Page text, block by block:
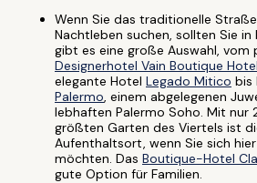
Wenn Sie das traditionelle
Nachtleben suchen, sollten Sie in
gibt es eine große Auswahl, vom
Designerhotel Vain Boutique Hotel
elegante Hotel Legado Mitico bis
Palermo, einem abgelegenen
lebhaften Palermo Soho. Mit nur
größten Garten des Viertels ist
Aufenthaltsort, wenn Sie sich
möchten. Das Boutique-Hotel
gute Option für Familien.